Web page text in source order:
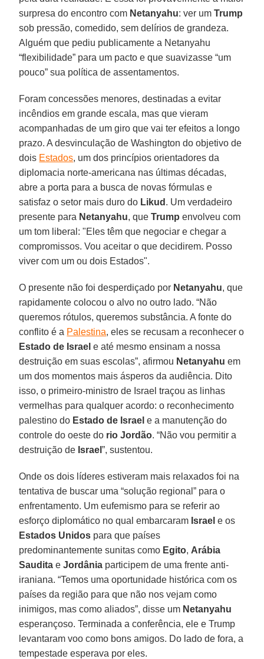
surpresa do encontro com Netanyahu: ver umTrump
sob pressão, comedido, sem delírios de grandeza.
Alguém que pediu publicamente a Netanyahu
“flexibilidade” para um pacto e que suavizasse “um
pouco” sua política de assentamentos.
Foram concessões menores, destinadas a evitar
incêndios em grande escala, mas que vieram
acompanhadas de um giro que vai ter efeitos a longo
prazo. A desvinculação de Washington do objetivo de
dois Estados, um dos princípios orientadores da
diplomacia norte-americana nas últimas décadas,
abre a porta para a busca de novas fórmulas e
satisfaz o setor mais duro do Likud . Um verdadeiro
presente para Netanyahu, queTrump envolveu com
um tom liberal: "Eles têm que negociar e chegar a
compromissos. Vou aceitar o que decidirem. Posso
viver com um ou dois Estados".
O presente não foi desperdiçado por Netanyahu, que
rapidamente colocou o alvo no outro lado. “Não
queremos rótulos, queremos substância. A fonte do
conflito é a Palestina, eles se recusam a reconhecer o
Estado de Israel e até mesmo ensinam a nossa
destruição em suas escolas”, afirmou Netanyahu em
um dos momentos mais ásperos da audiência. Dito
isso, o primeiro-ministro de Israel traçou as linhas
vermelhas para qualquer acordo: o reconhecimento
palestino do Estado de Israel e a manutenção do
controle do oeste do rio Jordão. “Não vou permitir a
destruição de Israel”, sustentou.
Onde os dois líderes estiveram mais relaxados foi na
tentativa de buscar uma “solução regional” para o
enfrentamento. Um eufemismo para se referir ao
esforço diplomático no qual embarcaram Israel e os
Estados Unidos para que países
predominantemente sunitas como Egito, Arábia
Saudita eJordânia participem de uma frente anti-
iraniana. “Temos uma oportunidade histórica com os
países da região para que não nos vejam como
inimigos, mas como aliados”, disse um Netanyahu
esperançoso. Terminada a conferência, ele e Trump
levantaram voo como bons amigos. Do lado de fora, a
tempestade esperava por eles.